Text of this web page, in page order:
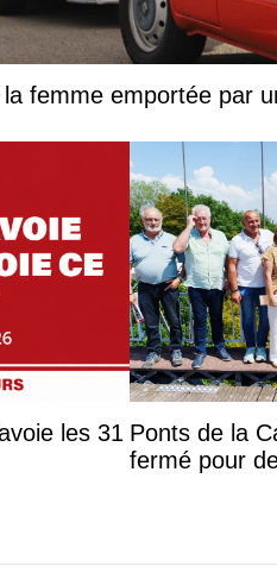
femme emportée par
les 31 Ponts de la
fermé pour